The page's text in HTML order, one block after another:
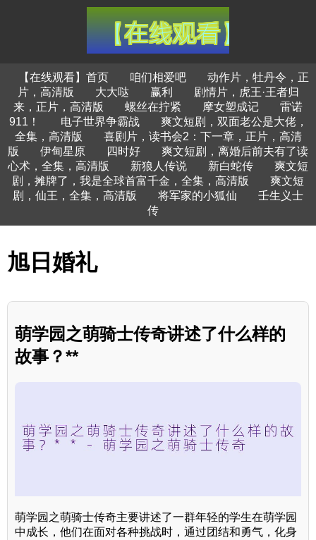
【在线观看】首页 咱们相爱吧
动作片，牡丹令，正
片，高清版
大大哒 赢利
剧情片，虎王·王者归
来，正片，高清版
螺丝在拧紧 摩女塑成记
雷诺
911！
电子世界争霸战
爽文短剧，双面老公是大佬，
全集，高清版
喜剧片，读书会2：下一章，正片，高清
版
伊甸星原 四时好
爽文短剧，离婚后前夫有了读
心术，全集，高清版
新狼人传说 新白蛇传
爽文短
剧，摊牌了，我是全球首富千金，全集，高清版
爽文短
剧，仙王，全集，高清版
将军家的小狐仙
壬生义士
传
旭日婚礼
萌学园之萌骑士传奇讲述了什么样的
故事？**
萌学园之萌骑士传奇主要讲述了一群年轻的学生在萌学园
中成长，他们在面对各种挑战时，通过团结和勇气，化身